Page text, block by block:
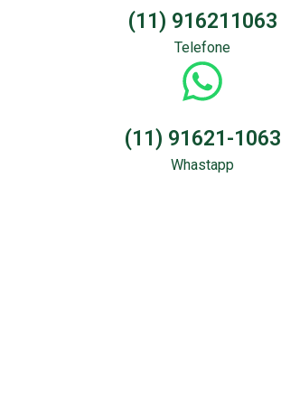
(11) 916211063
Telefone
(11) 91621-1063
Whastapp